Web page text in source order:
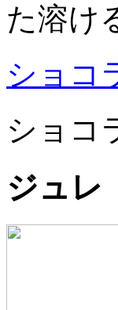
た溶け
ショコ
ショコ
ジュレ